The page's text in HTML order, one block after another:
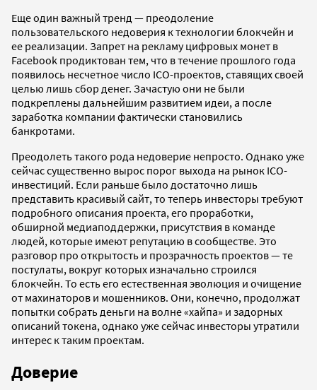
Еще один важный тренд — преодоление
пользовательского недоверия к технологии блокчейн и
ее реализации. Запрет на рекламу цифровых монет в
Facebook продиктован тем, что в течение прошлого года
появилось несчетное число IСO-проектов, ставящих своей
целью лишь сбор денег. Зачастую они не были
подкреплены дальнейшим развитием идеи, а после
заработка компании фактически становились
банкротами.
Преодолеть такого рода недоверие непросто. Однако уже
сейчас существенно вырос порог выхода на рынок ICO-
инвестиций. Если раньше было достаточно лишь
представить красивый сайт, то теперь инвесторы требуют
подробного описания проекта, его проработки,
обширной медиаподдержки, присутствия в команде
людей, которые имеют репутацию в сообществе. Это
разговор про открытость и прозрачность проектов — те
постулаты, вокруг которых изначально строился
блокчейн. То есть его естественная эволюция и очищение
от махинаторов и мошенников. Они, конечно, продолжат
попытки собрать деньги на волне «хайпа» и задорных
описаний токена, однако уже сейчас инвесторы утратили
интерес к таким проектам.
Доверие